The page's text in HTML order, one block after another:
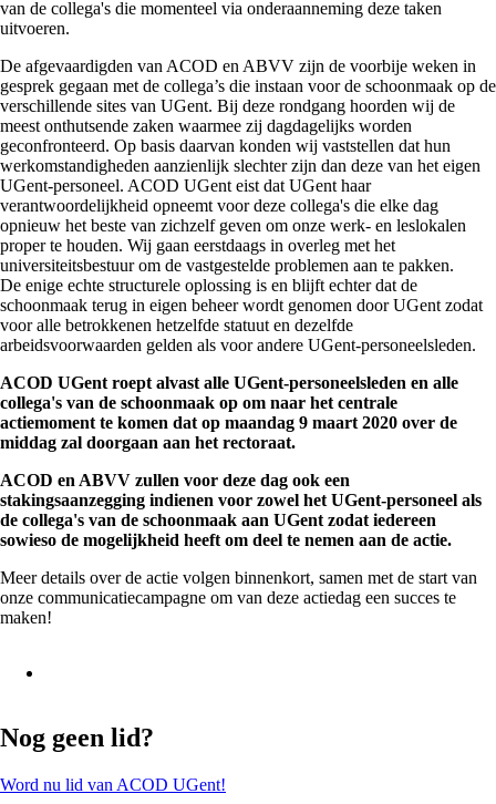
van de collega's die momenteel via onderaanneming deze taken
uitvoeren.
De afgevaardigden van ACOD en ABVV zijn de voorbije weken in
gesprek gegaan met de collega’s die instaan voor de schoonmaak op de
verschillende sites van UGent. Bij deze rondgang hoorden wij de
meest onthutsende zaken waarmee zij dagdagelijks worden
geconfronteerd. Op basis daarvan konden wij vaststellen dat hun
werkomstandigheden aanzienlijk slechter zijn dan deze van het eigen
UGent-personeel. ACOD UGent eist dat UGent haar
verantwoordelijkheid opneemt voor deze collega's die elke dag
opnieuw het beste van zichzelf geven om onze werk- en leslokalen
proper te houden. Wij gaan eerstdaags in overleg met het
universiteitsbestuur om de vastgestelde problemen aan te pakken.
De enige echte structurele oplossing is en blijft echter dat de
schoonmaak terug in eigen beheer wordt genomen door UGent zodat
voor alle betrokkenen hetzelfde statuut en dezelfde
arbeidsvoorwaarden gelden als voor andere UGent-personeelsleden.
ACOD UGent roept alvast alle UGent-personeelsleden en alle
collega's van de schoonmaak op om naar het centrale
actiemoment te komen dat op maandag 9 maart 2020 over de
middag zal doorgaan aan het rectoraat.
ACOD en ABVV zullen voor deze dag ook een
stakingsaanzegging indienen voor zowel het UGent-personeel als
de collega's van de schoonmaak aan UGent zodat iedereen
sowieso de mogelijkheid heeft om deel te nemen aan de actie.
Meer details over de actie volgen binnenkort, samen met de start van
onze communicatiecampagne om van deze actiedag een succes te
maken!
Nog geen lid?
Word nu lid van ACOD UGent!